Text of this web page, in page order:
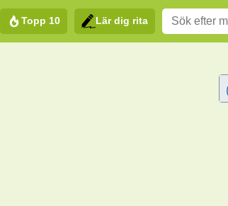
Topp 10 Lär dig rita